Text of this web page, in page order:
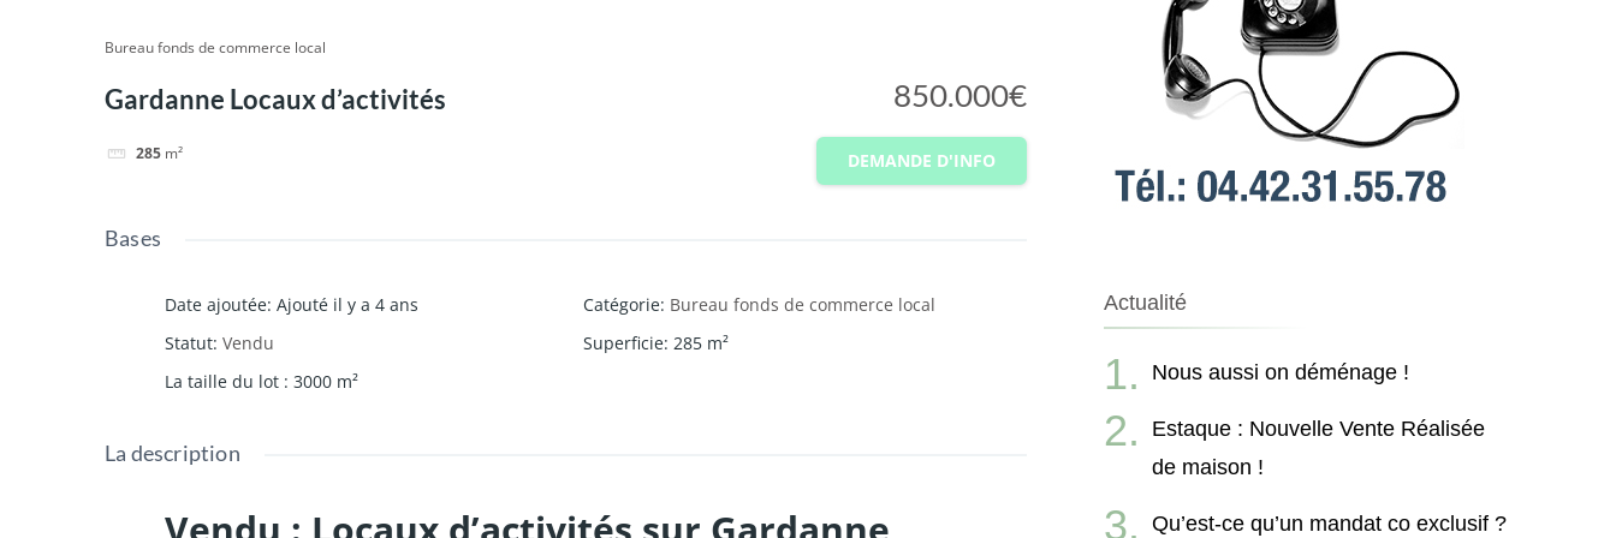
Bureau fonds de commerce local
Gardanne Locaux d’activités
285 m²
850.000€
DEMANDE D'INFO
Bases
Date ajoutée: Ajouté il y a 4 ans Catégorie: Bureau fonds de commerce local
Statut: Vendu Superficie: 285 m²
La taille du lot : 3000 m²
La description
Actualité
Nous aussi on déménage !
Estaque : Nouvelle Vente Réalisée
de maison !
Qu’est-ce qu’un mandat co exclusif ?